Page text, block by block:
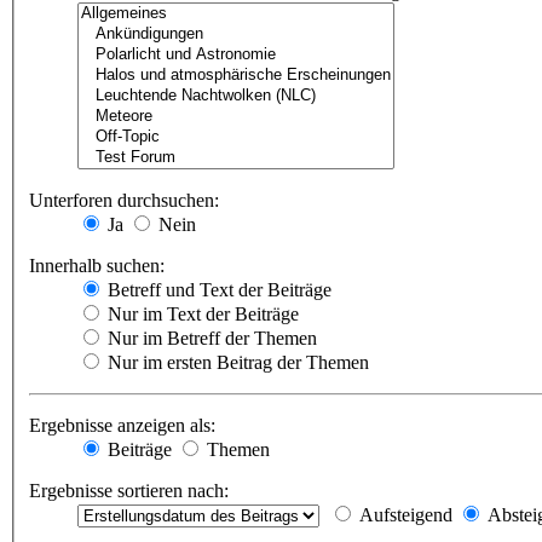
Unterforen durchsuchen:
Ja
Nein
Innerhalb suchen:
Betreff und Text der Beiträge
Nur im Text der Beiträge
Nur im Betreff der Themen
Nur im ersten Beitrag der Themen
Ergebnisse anzeigen als:
Beiträge
Themen
Ergebnisse sortieren nach:
Aufsteigend